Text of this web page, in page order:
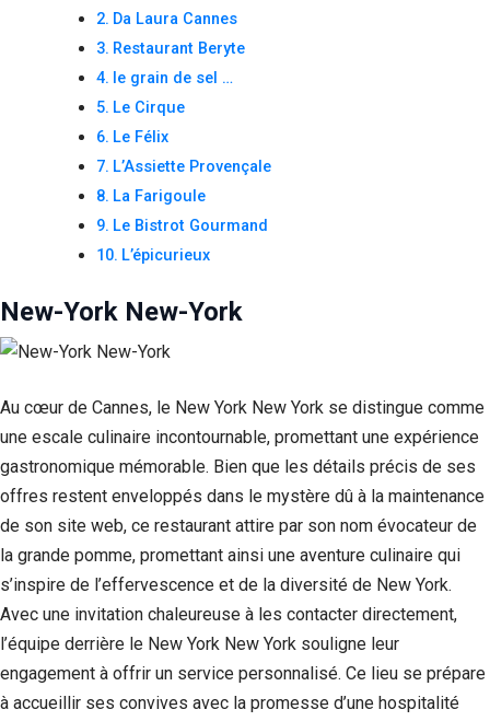
Da Laura Cannes
Restaurant Beryte
le grain de sel …
Le Cirque
Le Félix
L’Assiette Provençale
La Farigoule
Le Bistrot Gourmand
L’épicurieux
New-York New-York
Au cœur de Cannes, le New York New York se distingue comme
une escale culinaire incontournable, promettant une expérience
gastronomique mémorable. Bien que les détails précis de ses
offres restent enveloppés dans le mystère dû à la maintenance
de son site web, ce restaurant attire par son nom évocateur de
la grande pomme, promettant ainsi une aventure culinaire qui
s’inspire de l’effervescence et de la diversité de New York.
Avec une invitation chaleureuse à les contacter directement,
l’équipe derrière le New York New York souligne leur
engagement à offrir un service personnalisé. Ce lieu se prépare
à accueillir ses convives avec la promesse d’une hospitalité